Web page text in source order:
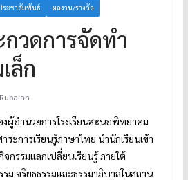
ระชาสัมพันธ์ ผลงาน/รางวัล
วดการจัดทำ
ล็ก
ผู้อำนวยการโรงเรียนสะนอพิทยาคม
ะการเรียนรู้ภาษาไทย นำนักเรียนเข้า
กรรมแลกเปลี่ยนเรียนรู้ ภายใต้
รม จริยธธรรมและธรรมาภิบาลในสถาน